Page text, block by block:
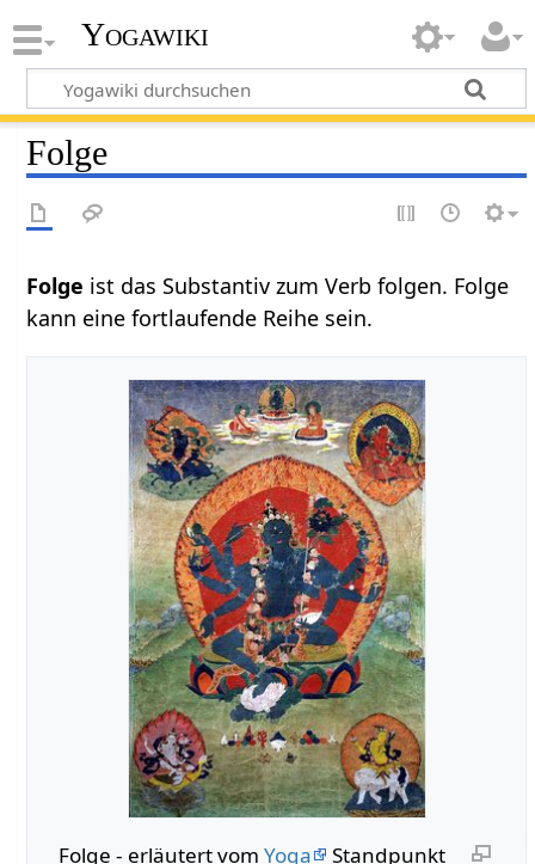
Yogawiki
Folge
ist das Substantiv zum Verb folgen. Folge
kann eine fortlaufende Reihe sein.
Folge‏‎ - erläutert vom Yoga
Standpunkt